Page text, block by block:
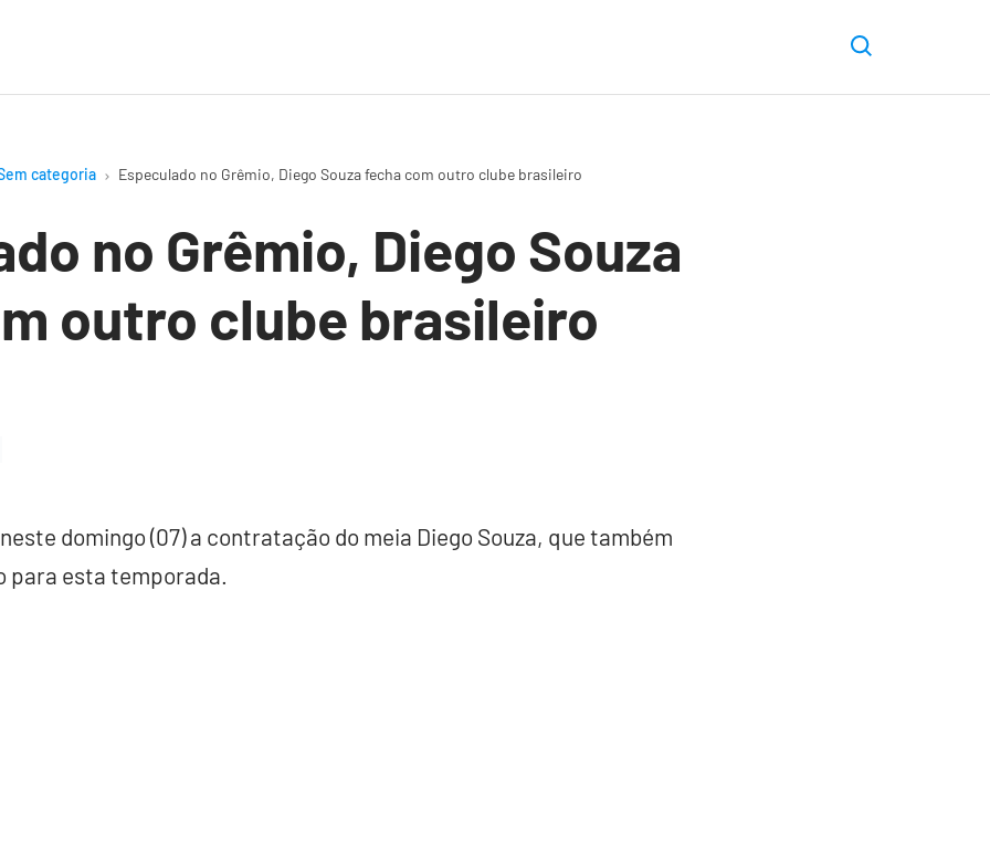
categoria Especulado no Grêmio, Diego Souza fecha com outro clube brasileiro
no Grêmio, Diego Souza
outro clube brasileiro
domingo (07) a contratação do meia Diego Souza, que também
para esta temporada.